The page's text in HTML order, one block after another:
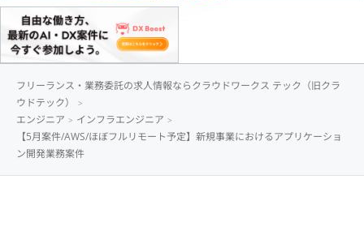
フリーランス・業務委託の求人情報ならクラウドワークス テック（旧クラ
ウドテック）
エンジニア
インフラエンジニア
【5月案件/AWS/ほぼフルリモート予定】新規事業におけるアプリケーショ
ン開発業務案件